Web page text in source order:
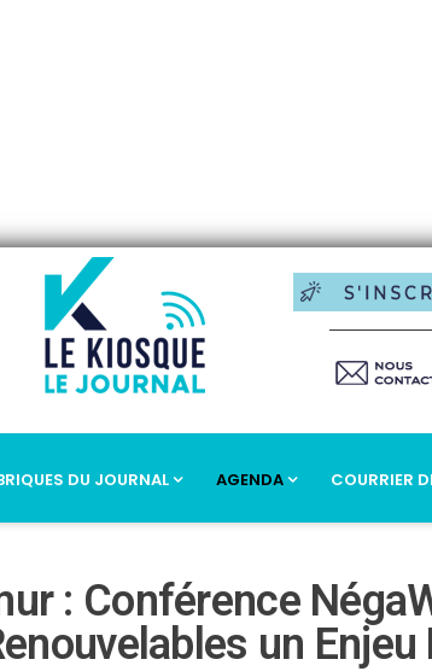
DU JOURNAL AGENDA COURRIER
: Conférence
un Enjeu